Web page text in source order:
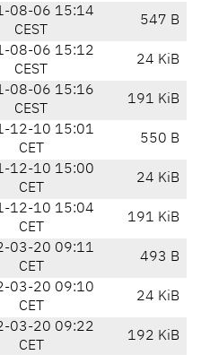
08-06 15:14
CEST
547 B
08-06 15:12
CEST
24 KiB
08-06 15:16
CEST
191 KiB
12-10 15:01
CET
550 B
12-10 15:00
CET
24 KiB
12-10 15:04
CET
191 KiB
03-20 09:11
CET
493 B
03-20 09:10
CET
24 KiB
03-20 09:22
CET
192 KiB